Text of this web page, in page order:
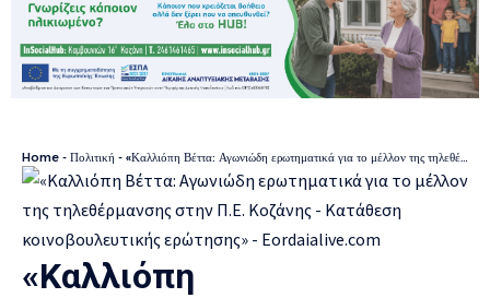
Home - Πολιτική - «Καλλιόπη Βέττα: Αγωνιώδη ερωτηματικά για το μέλλον της τηλεθέρμανσης στην Π.Ε. Κοζάνης – Κατάθεση κοινοβουλευτικής ερώτησης»
«Καλλιόπη